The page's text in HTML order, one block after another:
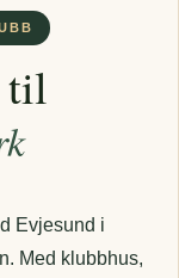
til
Evjesund i
Med klubbhus,